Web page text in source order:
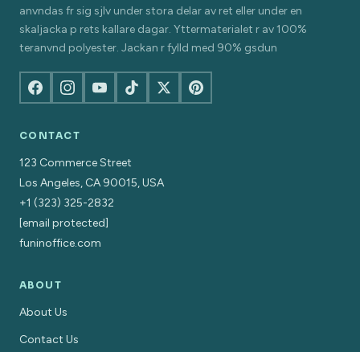
anvndas fr sig sjlv under stora delar av ret eller under en
skaljacka p rets kallare dagar. Yttermaterialet r av 100%
teranvnd polyester. Jackan r fylld med 90% gsdun
CONTACT
123 Commerce Street
Los Angeles, CA 90015, USA
+1 (323) 325-2832
[email protected]
funinoffice.com
ABOUT
About Us
Contact Us